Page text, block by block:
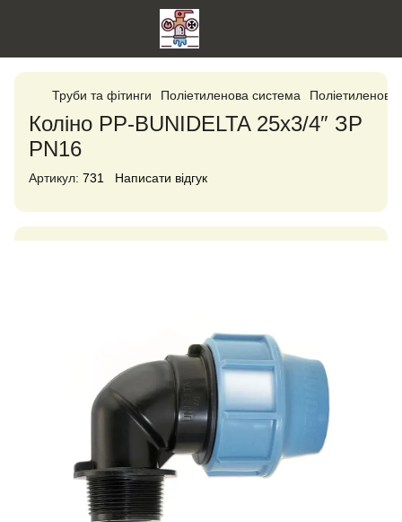
Труби та фітинги Поліетиленова система Поліетиленові
Коліно PP-BUNIDELTA 25х3/4″ ЗР
PN16
Артикул: 731 Написати відгук